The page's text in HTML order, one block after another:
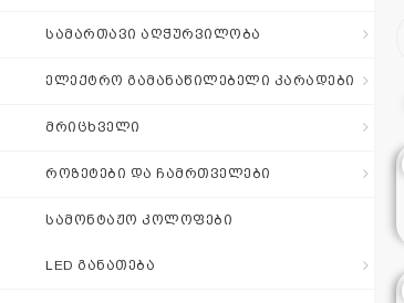
ᲙᲐᲢᲔᲒᲝᲠᲘᲔᲑᲘ ᲛᲗᲐᲕᲐᲠᲘ
თვის
+995 511 110
ᲡᲐᲛᲐᲠᲗᲐᲕᲘ ᲐᲦᲭᲣᲠᲕᲘᲚᲝᲑᲐ
ᲔᲚᲔᲥᲢᲠᲝ ᲒᲐᲛᲐᲜᲐᲬᲘᲚᲔᲑᲔᲚᲘ ᲙᲐᲠᲐᲓᲔᲑᲘ
ᲛᲠᲘᲪᲮᲕᲔᲚᲘ
ᲠᲝᲖᲔᲢᲔᲑᲘ ᲓᲐ ᲩᲐᲛᲠᲗᲕᲔᲚᲔᲑᲘ
ᲡᲐᲛᲝᲜᲢᲐᲟᲝ ᲙᲝᲚᲝᲤᲔᲑᲘ
LED ᲒᲐᲜᲐᲗᲔᲑᲐ